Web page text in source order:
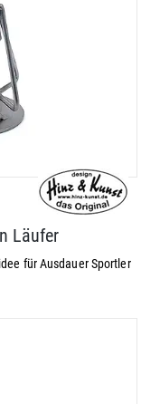
Läufer
für Ausdauer Sportler